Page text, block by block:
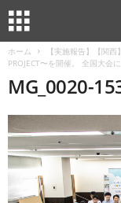
ホーム
【実施報告】【関
PROJECT〜を開催。 全国大会
MG_0020-